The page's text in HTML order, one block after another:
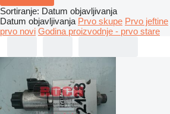
Sortiranje: Datum objavljivanja
Datum objavljivanja Prvo skupe Prvo jeftine
prvo novi Godina proizvodnje - prvo stare